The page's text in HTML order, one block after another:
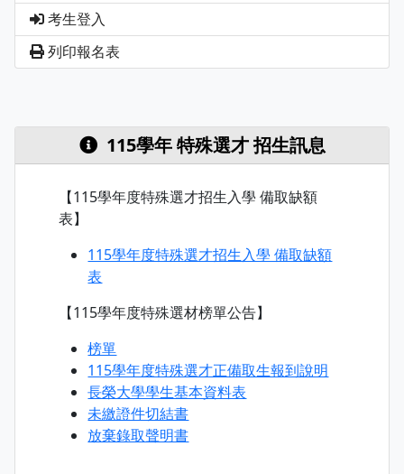
考生登入
列印報名表
115學年 特殊選才 招生訊息
【115學年度特殊選才招生入學 備取缺額
表】
115學年度特殊選才招生入學 備取缺額
表
【115學年度特殊選材榜單公告】
榜單
115學年度特殊選才正備取生報到說明
長榮大學學生基本資料表
未繳證件切結書
放棄錄取聲明書